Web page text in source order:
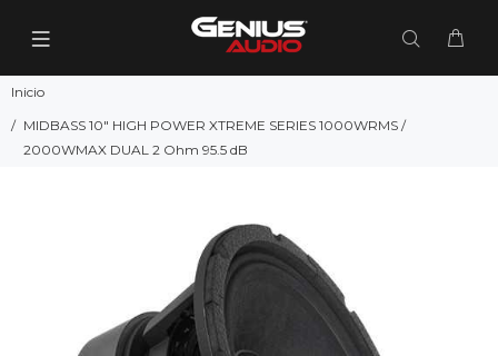
Inicio
MIDBASS 10" HIGH POWER XTREME SERIES 1000WRMS /
2000WMAX DUAL 2 Ohm 95.5 dB